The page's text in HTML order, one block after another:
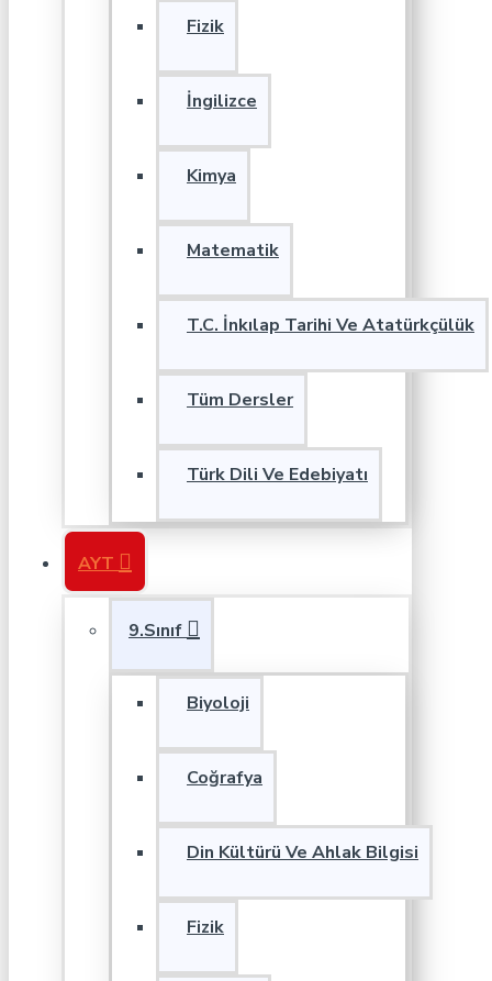
Fizik
İngilizce
Kimya
Matematik
T.C. İnkılap Tarihi Ve Atatürkçülük
Tüm Dersler
Türk Dili Ve Edebiyatı
AYT
9.Sınıf
Biyoloji
Coğrafya
Din Kültürü Ve Ahlak Bilgisi
Fizik